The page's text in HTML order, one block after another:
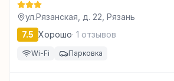
ул.Рязанская, д. 22, Рязань
7.5 Хорошо· 1 отзывов
Wi-Fi Парковка